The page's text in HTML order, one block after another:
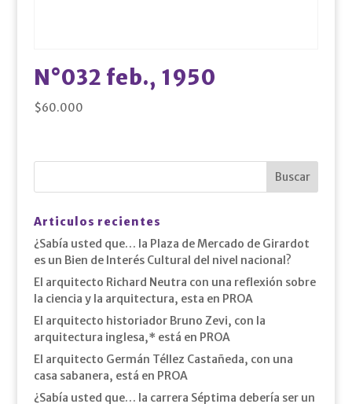
N°032 feb., 1950
$60.000
Articulos recientes
¿Sabía usted que… la Plaza de Mercado de Girardot
es un Bien de Interés Cultural del nivel nacional?
El arquitecto Richard Neutra con una reflexión sobre
la ciencia y la arquitectura, esta en PROA
El arquitecto historiador Bruno Zevi, con la
arquitectura inglesa,* está en PROA
El arquitecto Germán Téllez Castañeda, con una
casa sabanera, está en PROA
¿Sabía usted que… la carrera Séptima debería ser un